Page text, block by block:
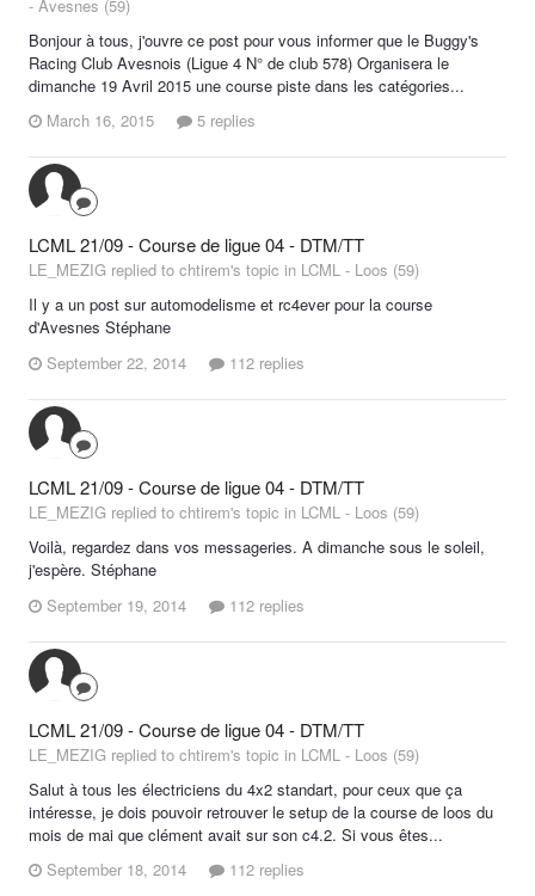
- Avesnes (59)
Bonjour à tous, j'ouvre ce post pour vous informer que le Buggy's
Racing Club Avesnois (Ligue 4 N° de club 578) Organisera le
dimanche 19 Avril 2015 une course piste dans les catégories...
March 16, 2015
5 replies
LCML 21/09 - Course de ligue 04 - DTM/TT
LE_MEZIG replied to chtirem's topic in LCML - Loos (59)
Il y a un post sur automodelisme et rc4ever pour la course
d'Avesnes Stéphane
September 22, 2014
112 replies
LCML 21/09 - Course de ligue 04 - DTM/TT
LE_MEZIG replied to chtirem's topic in LCML - Loos (59)
Voilà, regardez dans vos messageries. A dimanche sous le soleil,
j'espère. Stéphane
September 19, 2014
112 replies
LCML 21/09 - Course de ligue 04 - DTM/TT
LE_MEZIG replied to chtirem's topic in LCML - Loos (59)
Salut à tous les électriciens du 4x2 standart, pour ceux que ça
intéresse, je dois pouvoir retrouver le setup de la course de loos du
mois de mai que clément avait sur son c4.2. Si vous êtes...
September 18, 2014
112 replies